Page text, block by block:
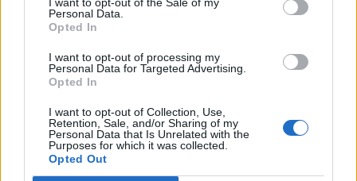
Personal Data.
Opted In
I want to opt-out of processing my
Personal Data for Targeted Advertising.
Opted In
I want to opt-out of Collection, Use,
Retention, Sale, and/or Sharing of my
Personal Data that Is Unrelated with the
Purposes for which it was collected.
Opted Out
27 Φεβρουαρίου 2026